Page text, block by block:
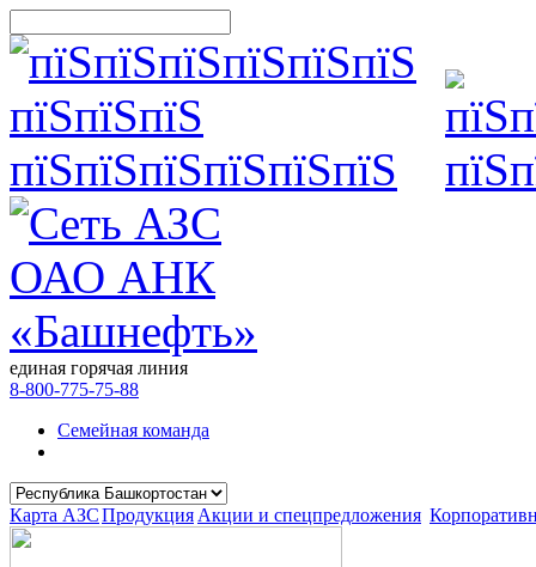
единая горячая линия
8-800-775-75-88
Семейная команда
Карта АЗСПродукция Акции и спецпредложения